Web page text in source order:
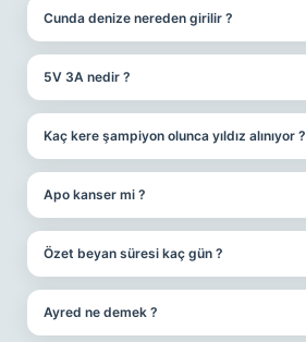
Cunda denize nereden girilir ?
5V 3A nedir ?
Kaç kere şampiyon olunca yıldız alınıyor ?
Apo kanser mi ?
Özet beyan süresi kaç gün ?
Ayred ne demek ?